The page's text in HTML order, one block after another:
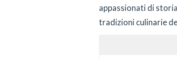
appassionati di
tradizioni culinarie